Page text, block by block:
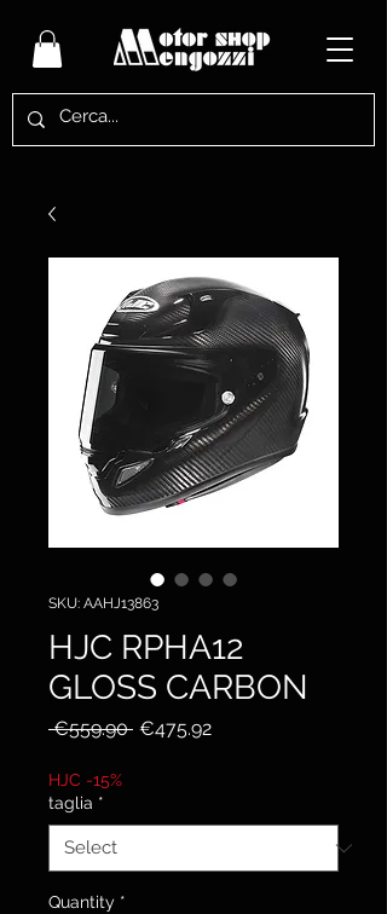
SKU: AAHJ13863
HJC RPHA12
GLOSS CARBON
€559.90 Regular
€475.92Sale
HJC -15%
taglia *
Quantity *